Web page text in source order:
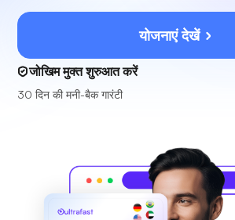
योजनाएं देखें
जोखिम मुक्त शुरुआत करें
30 दिन की मनी-बैक गारंटी
ultrafast